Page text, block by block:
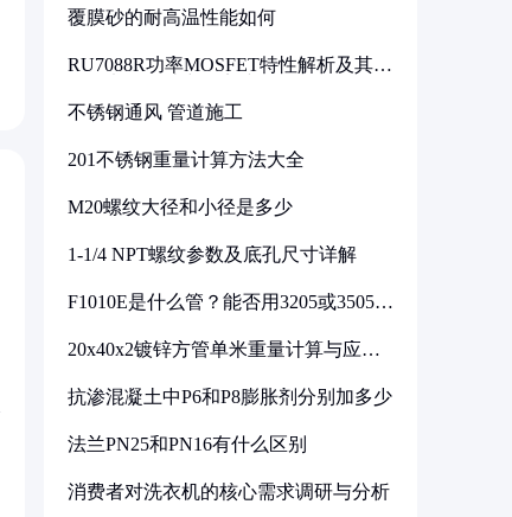
覆膜砂的耐高温性能如何
RU7088R功率MOSFET特性解析及其在
不锈钢通风 管道施工
201不锈钢重量计算方法大全
M20螺纹大径和小径是多少
1-1/4 NPT螺纹参数及底孔尺寸详解
F1010E是什么管？能否用3205或3505代
20x40x2镀锌方管单米重量计算与应用
抗渗混凝土中P6和P8膨胀剂分别加多少
法兰PN25和PN16有什么区别
消费者对洗衣机的核心需求调研与分析